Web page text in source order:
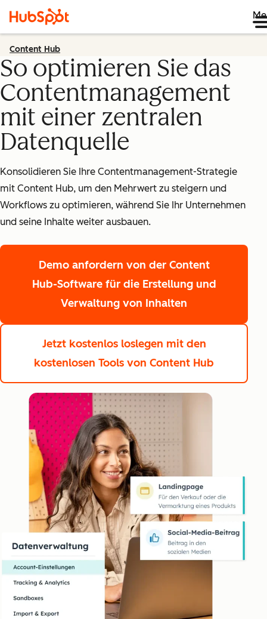
Content Hub
So optimieren Sie das
Contentmanagement
mit einer zentralen
Datenquelle
Konsolidieren Sie Ihre Contentmanagement-Strategie
mit Content Hub, um den Mehrwert zu steigern und
Workflows zu optimieren, während Sie Ihr Unternehmen
und seine Inhalte weiter ausbauen.
Demo anfordern von der Content
Hub-Software für die Erstellung und
Verwaltung von Inhalten
Jetzt kostenlos loslegen mit den
kostenlosen Tools von Content Hub